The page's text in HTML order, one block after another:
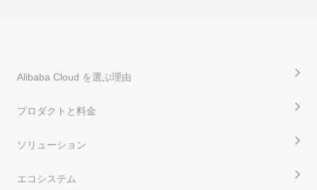
Alibaba Cloud を選ぶ理由
プロダクトと料金
ソリューション
エコシステム